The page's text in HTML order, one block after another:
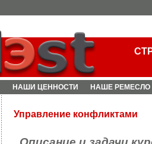
НАШИ ЦЕННОСТИ НАШЕ РЕМЕСЛО
Управление конфликтами